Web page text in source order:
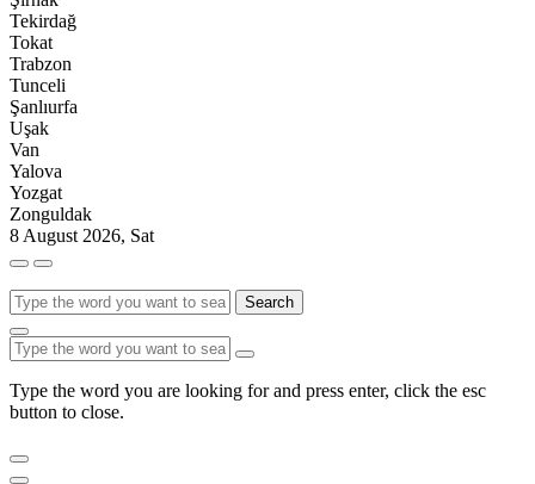
Tekirdağ
Tokat
Trabzon
Tunceli
Şanlıurfa
Uşak
Van
Yalova
Yozgat
Zonguldak
8 August 2026, Sat
Search
Type the word you are looking for and press enter, click the esc
button to close.